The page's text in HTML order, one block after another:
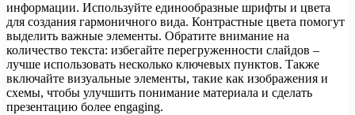
информации. Используйте единообразные шрифты и цвета
для создания гармоничного вида. Контрастные цвета помогут
выделить важные элементы. Обратите внимание на
количество текста: избегайте перегруженности слайдов –
лучше использовать несколько ключевых пунктов. Также
включайте визуальные элементы, такие как изображения и
схемы, чтобы улучшить понимание материала и сделать
презентацию более engaging.